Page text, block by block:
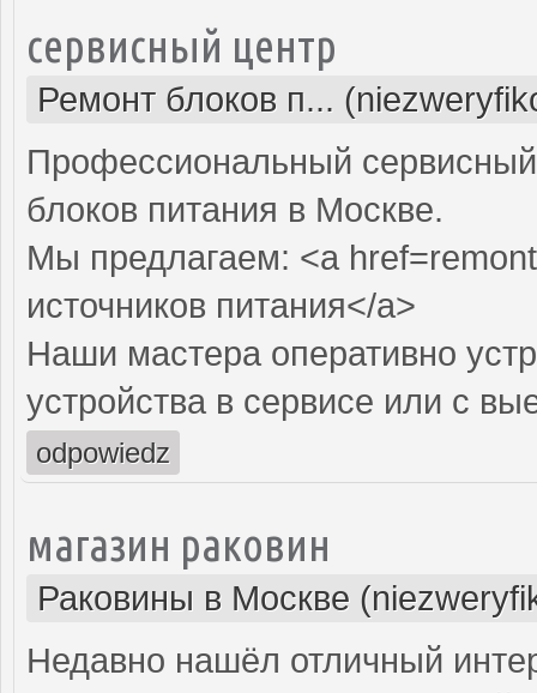
сервисный центр
Ремонт блоков п...
Профессиональный
блоков питания в Москве.
Мы предлагаем: <a
источников питания</a>
Наши мастера оперативно
устройства в сервисе или с
odpowiedz
магазин раковин
Раковины в Москве
Недавно нашёл отличный